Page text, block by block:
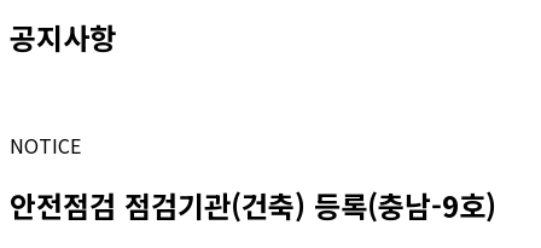
공지사항
NOTICE
안전점검 점검기관(건축) 등록(충남-9호)